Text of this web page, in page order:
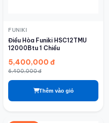
FUNIKI
Điều Hòa Funiki HSC12TMU
12000Btu 1 Chiều
5,400,000 đ
6,400,000 đ
Thêm vào giỏ